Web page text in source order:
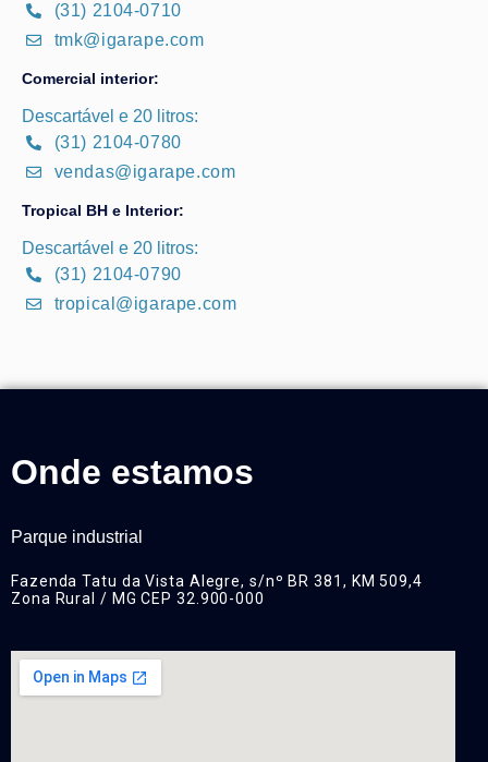
(31) 2104-0710
tmk@igarape.com
Comercial interior:
Descartável e 20 litros:
(31) 2104-0780
vendas@igarape.com
Tropical BH e Interior:
Descartável e 20 litros:
(31) 2104-0790
tropical@igarape.com
Onde estamos
Parque industrial
Fazenda Tatu da Vista Alegre, s/nº BR 381, KM 509,4
Zona Rural / MG CEP 32.900-000